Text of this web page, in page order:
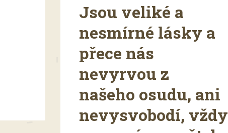
Jsou veliké a
nesmírné lásky a
přece nás
nevyrvou z
našeho osudu, ani
nevysvobodí, vždy